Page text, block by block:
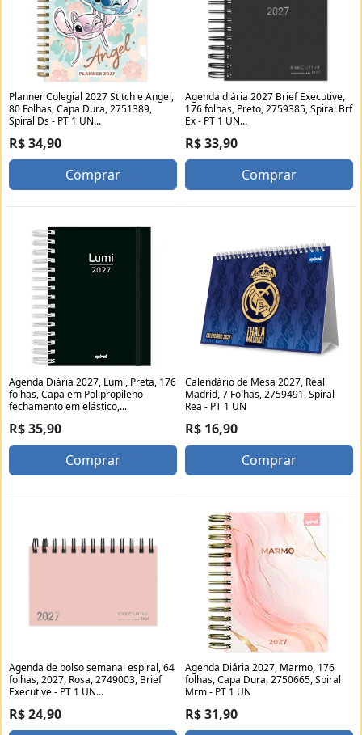
Planner Colegial 2027 Stitch e Angel,
80 Folhas, Capa Dura, 2751389,
Spiral Ds - PT 1 UN...
R$ 34,90
Comprar
Agenda diária 2027 Brief Executive,
176 folhas, Preto, 2759385, Spiral Brf
Ex - PT 1 UN...
R$ 33,90
Comprar
Agenda Diária 2027, Lumi, Preta, 176
folhas, Capa em Polipropileno
fechamento em elástico,...
R$ 35,90
Comprar
Calendário de Mesa 2027, Real
Madrid, 7 Folhas, 2759491, Spiral
Rea - PT 1 UN
R$ 16,90
Comprar
Agenda de bolso semanal espiral, 64
folhas, 2027, Rosa, 2749003, Brief
Executive - PT 1 UN...
R$ 24,90
Agenda Diária 2027, Marmo, 176
folhas, Capa Dura, 2750665, Spiral
Mrm - PT 1 UN
R$ 31,90